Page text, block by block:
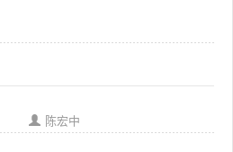
陈宏中